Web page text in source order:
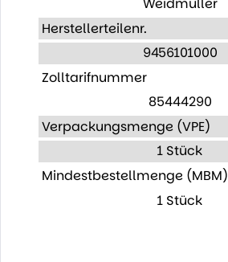
Weidmüller
Herstellerteilenr.
9456101000
Zolltarifnummer
85444290
Verpackungsmenge (VPE)
1 Stück
Mindestbestellmenge (MBM)
1 Stück